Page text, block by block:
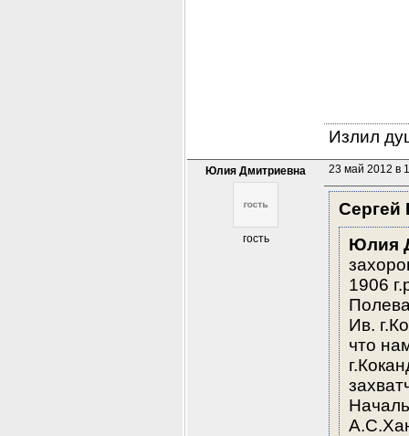
Излил
Юлия Дмитриевна
гость
23 май 2012 в
Сергей
Юлия
1906
Ив.
что